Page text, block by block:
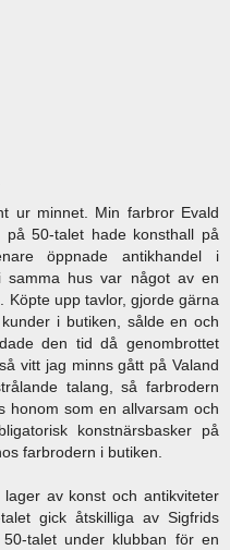
ur minnet. Min farbror Evald
50-talet hade konsthall på
öppnade antikhandel i
samma hus var något av en
Köpte upp tavlor, gjorde gärna
i butiken, sålde en och
den tid då genombrottet
vitt jag minns gått på Valand
talang, så farbrodern
honom som en allvarsam och
konstnärsbasker på
farbrodern i butiken.
av konst och antikviteter
gick åtskilliga av Sigfrids
talet under klubban för en